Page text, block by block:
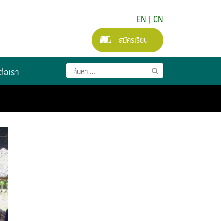
EN | CN
สมัครเรียน
เรา